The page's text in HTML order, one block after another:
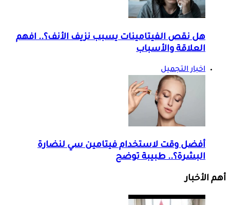
هل نقص الفيتامينات يسبب نزيف الأنف؟.. افهم
العلاقة والأسباب
اخبار التجميل
أفضل وقت لاستخدام فيتامين سي لنضارة
البشرة؟.. طبيبة توضح
أهم الأخبار